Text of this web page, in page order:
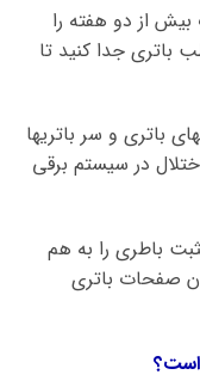
از دو هفته را
باتری جدا کنید تا
باتری و سر باتریها
در سیستم برقی
باطری را به هم
صفحات باتری
است؟